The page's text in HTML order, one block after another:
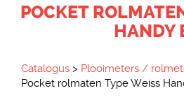
POCKET
HANDY
Catalogus > Plooimeters /
Pocket rolmaten Type Weiss